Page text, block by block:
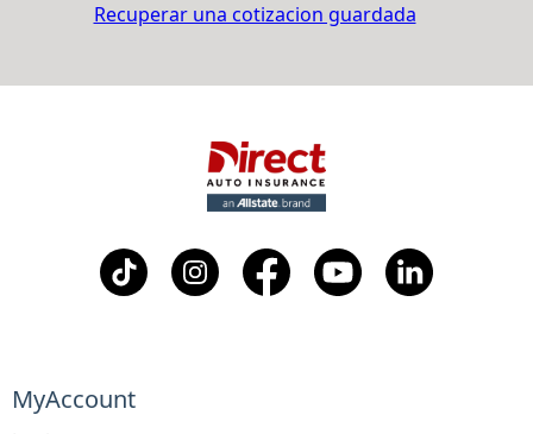
Recuperar una cotizacion guardada
MyAccount